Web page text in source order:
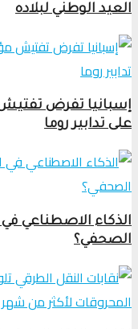
العيد الوطني لبلاده
إسبانيا تفرض تفتيش
على تدابير روما
الذكاء الاصطناعي
الصحفي؟